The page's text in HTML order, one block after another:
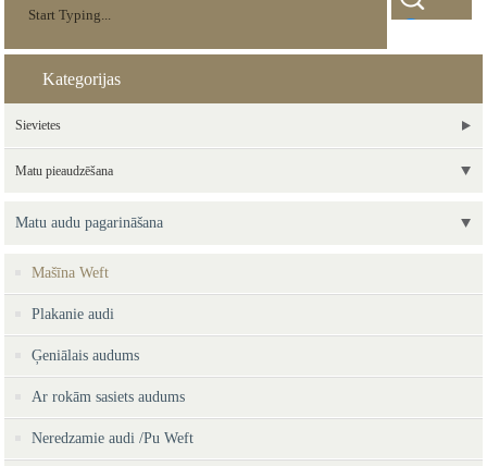
Kategorijas
Sievietes
Matu pieaudzēšana
Matu audu pagarināšana
Mašīna Weft
Plakanie audi
Ģeniālais audums
Ar rokām sasiets audums
Neredzamie audi /Pu Weft